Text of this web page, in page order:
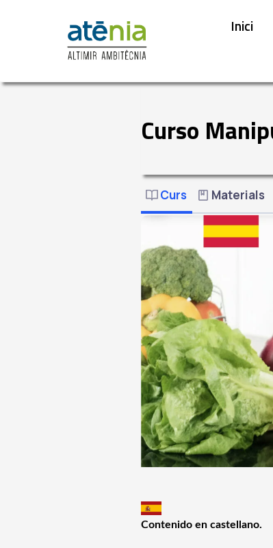
Inici
Curso
Curs Materials
Contenido en castellano.